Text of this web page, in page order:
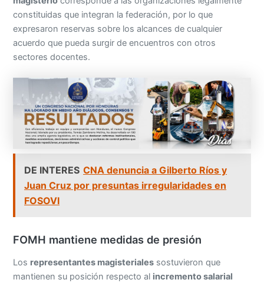
constituidas que integran la federación, por lo que
expresaron reservas sobre los alcances de cualquier
acuerdo que pueda surgir de encuentros con otros
sectores docentes.
DE INTERES CNA denuncia a Gilberto Ríos y
Juan Cruz por presuntas irregularidades en
FOSOVI
FOMH mantiene medidas de presión
Los representantes magisteriales sostuvieron que
mantienen su posición respecto al incremento salarial